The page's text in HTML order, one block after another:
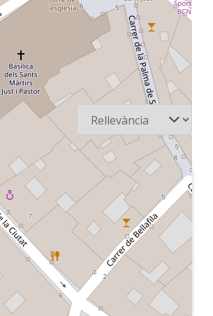
Ordena
1986-11
Ràdio Associació RAC
105 - Clàxon
Careta del programa